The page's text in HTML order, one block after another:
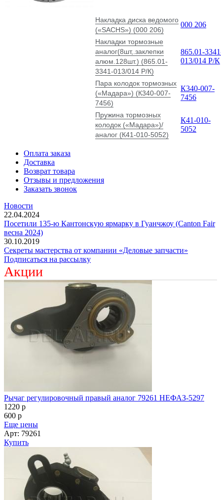
Накладка диска ведомого
(«SACHS») (000 206)
000 206
Накладки тормозные
аналог(8шт,.заклепки
алюм.128шт.) (865.01-
3341-013/014 Р/К)
865.01-
013/014 Р/К
Пара колодок тормозных
(«Мадара») (К340-007-
7456)
К340-007-
7456
Пружина тормозных
колодок («Мадара»)/
аналог (К41-010-5052)
К41-010-
5052
Оплата заказа
Доставка
Возврат товара
Отзывы и предложения
Заказать звонок
Новости
22.04.2024
Посетили 135-ю Кантонскую ярмарку в Гуанчжоу (Canton Fair
весна 2024)
30.10.2019
Секреты мастерства от компании «Деловые запчасти»
Подписаться на рассылку
Акции
Рычаг регулировочный правый аналог 79261 НЕФАЗ-5297
1220 p
600 p
Еще цены
Арт: 79261
Купить